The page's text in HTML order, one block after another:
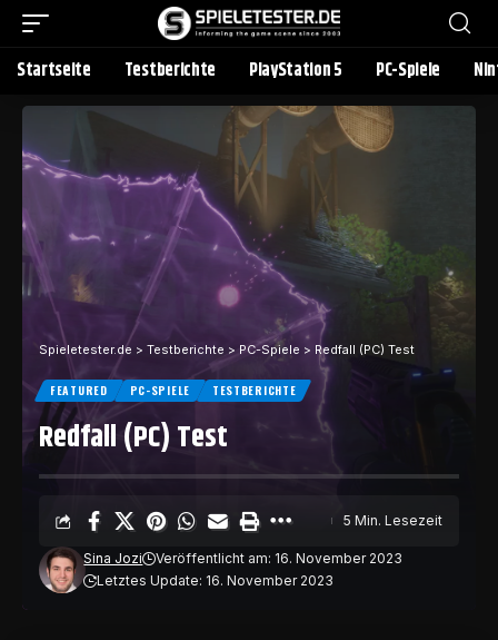
Startseite Testberichte PlayStation 5 PC-Spiele
Spieletester.de > Testberichte > PC-Spiele > Redfall (PC) Test
FEATURED PC-SPIELE TESTBERICHTE
Redfall (PC) Test
Sina Jozi
Veröffentlicht am: 16. November 2023
Letztes Update: 16. November 2023
5 Min. Lesezeit